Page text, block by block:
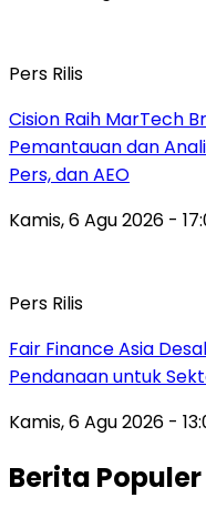
Pers Rilis
Cision Raih MarTech
Pemantauan dan
Pers, dan AEO
Kamis, 6 Agu 2026 -
Pers Rilis
Fair Finance Asia
Pendanaan untuk
Kamis, 6 Agu 2026 -
Berita Populer